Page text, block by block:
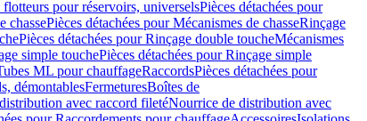
pour réservoirs, universelsPièces détachées pour
chassePièces détachées pour Mécanismes de chasseRinçage
Pièces détachées pour Rinçage double toucheMécanismes
simple touchePièces détachées pour Rinçage simple
ML pour chauffageRaccordsPièces détachées pour
démontablesFermeturesBoîtes de
avec raccord filetéNourrice de distribution avec